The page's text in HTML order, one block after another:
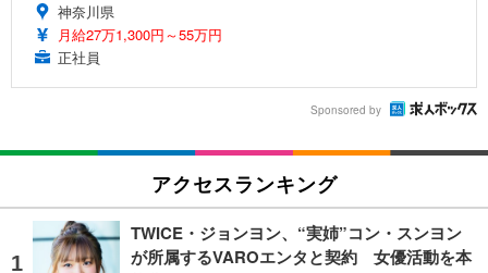
神奈川県
月給27万1,300円～55万円
正社員
Sponsored by
アクセスランキング
TWICE・ジョンヨン、“実姉”コン・スンヨン
が所属するVAROエンタと契約 女優活動を本